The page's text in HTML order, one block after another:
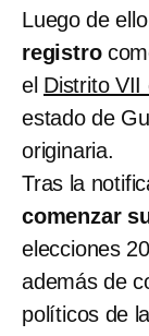
Luego de
registro
el Distrito VII
estado de
originaria.
Tras la
comenzar
elecciones
además de
políticos de